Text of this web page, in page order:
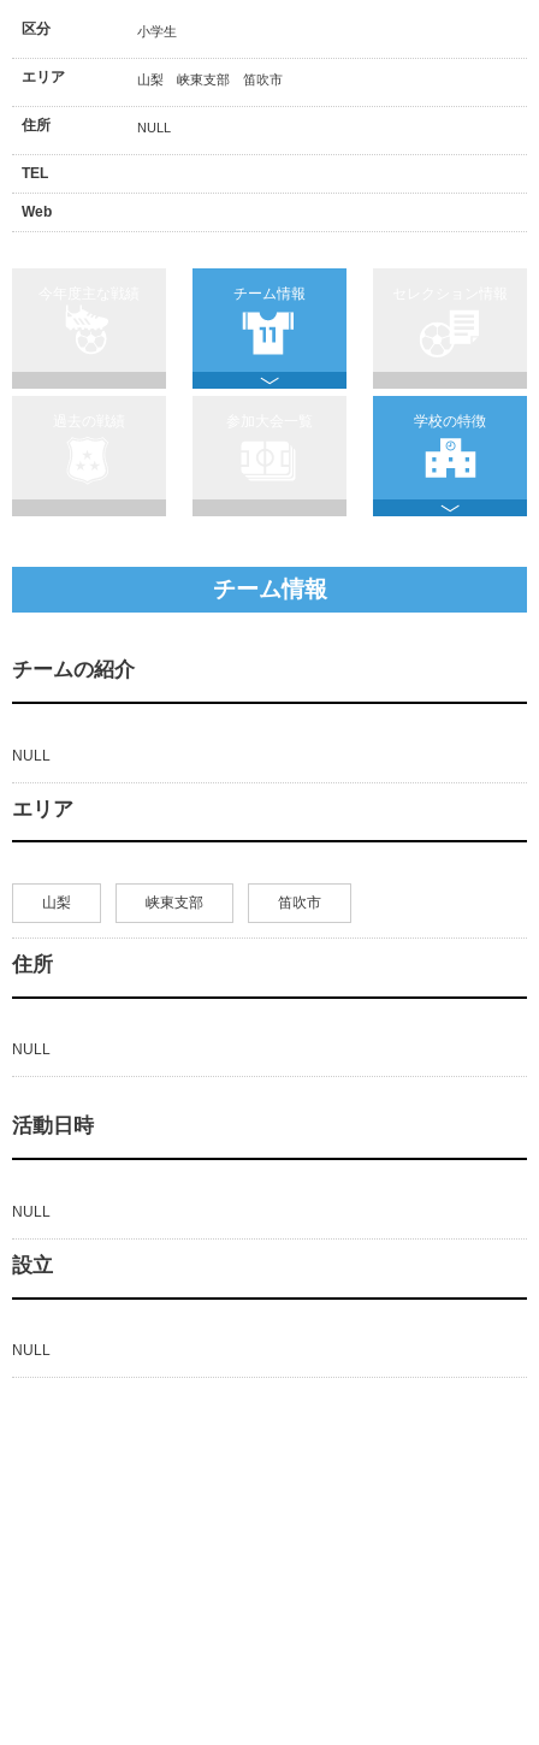
区分 小学生
エリア 山梨 峡東支部 笛吹市
住所 NULL
TEL
Web
チーム情報
学校の特徴
チーム情報
チームの紹介
NULL
エリア
山梨 峡東支部 笛吹市
住所
NULL
活動日時
NULL
設立
NULL